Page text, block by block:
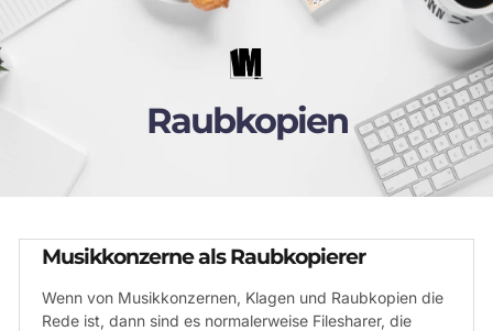
Raubkopien
Musikkonzerne als Raubkopierer
Wenn von Musikkonzernen, Klagen und Raubkopien die
Rede ist, dann sind es normalerweise Filesharer, die